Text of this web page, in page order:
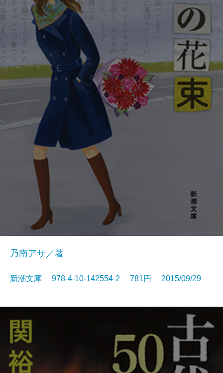
乃南アサ／著
新潮文庫 978-4-10-142554-2 781円 2015/09/29